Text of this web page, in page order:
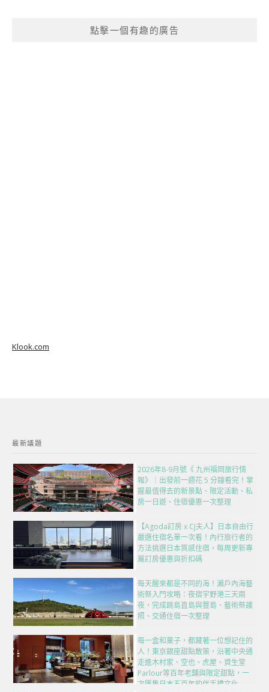
點擊一個有趣的廣告
Klook.com
最新議題
2026年8-9月號《 九州福岡旅行情
報》｜出發前一週花 5 分鐘看完！掌
握最值得去的新景點、限定活動、私
房一日遊、住宿優惠一次整理
【Agoda訂房 x CJ夫人】日本自由行
嚴選住宿名單一次看！內行旅行者的
方法挑選日本質感住宿，每周更新專
屬訂房優惠與折扣碼
每天醒來都是不同的海！瀨戶內海藝
術祭入門攻略：夜宿宇野港三天兩
夜，完成跳島直島與豐島、藝術祭護
照、交通住宿一次整理
每一盒和菓子，都藏著一位想記住的
人！東京銀座甜點散策，沿著中央通
走進木村家、空也、虎屋、資生堂
Parlour等百年老舖與限定甜點，一
次匯集日本五百年的伴手禮文化